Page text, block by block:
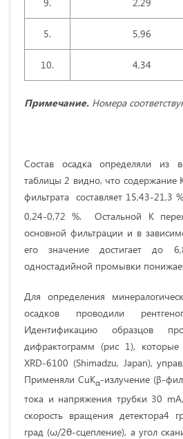
5. 5,96
10. 4,34
Примечание. Номера
Состав осадка определяли
таблицы 2 видно, что содержание
фильтрата составляет 15,43-
0,24-0,72 %. Остальной К
основной фильтрации и в
его значение достигает
одностадийной промывки
Для определения
осадков проводили
Идентификацию образцов
дифрактограмм (рис 1),
ХRD-6100 (Shimadzu, Japan),
Применяли CuKα-излучение (β-
тока и напряжения трубки 30
скорость вращения детектора4
град (ω/2θ-сцепление), а угол